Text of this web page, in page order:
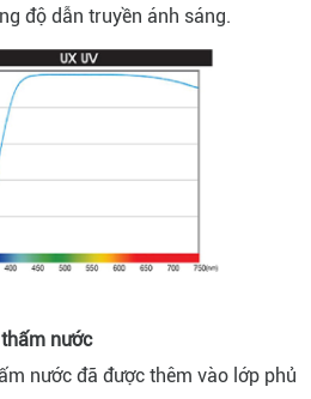
độ dẫn truyền ánh sáng.
nước
nước đã được thêm vào lớp phủ